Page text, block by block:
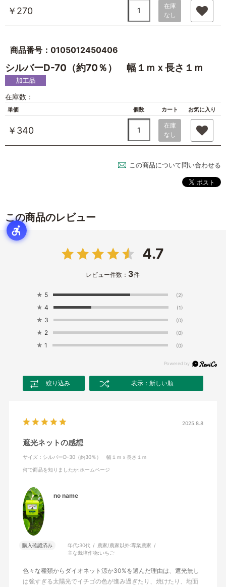
￥270
在庫
なし
商品番号：0105012450406
シルバーD-70（約70％） 幅１ｍｘ長さ１ｍ
在庫数：
単価 個数 カート お気に入り
￥340
在庫
なし
この商品について問い合わせる
この商品のレビュー
4.7
レビュー件数： 3件
★ 5 (2)
★ 4 (1)
★ 3 (0)
★ 2 (0)
★ 1 (0)
絞り込み 表示：新しい順
2025.8.8
遮光ネットの感想
サイズ：シルバーD-30（約30％） 幅１ｍｘ長さ１ｍ
何で商品を知りましたか:ホームページ
no name
購入確認済み 年代:30代 農家/農家以外:専業農家
主な栽培作物:いちご
色々な種類からダイオネット涼か30%を選んだ理由は、遮光無し
は強すぎる太陽光でイチゴの色が進み過ぎたり、焼けたり、地面